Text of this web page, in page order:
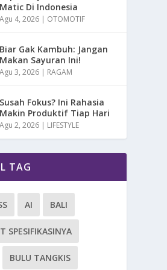
Matic Di Indonesia
Agu 4, 2026 | OTOMOTIF
Biar Gak Kambuh: Jangan
Makan Sayuran Ini!
Agu 3, 2026 | RAGAM
Susah Fokus? Ini Rahasia
Makin Produktif Tiap Hari
Agu 2, 2026 | LIFESTYLE
TAG
AI BALI
SPESIFIKASINYA
BULU TANGKIS